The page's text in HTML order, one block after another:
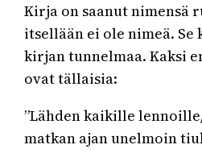
Kirja on saanut nimensä
itsellään ei ole nimeä. Se
kirjan tunnelmaa. Kaksi
ovat tällaisia:
”Lähden kaikille
matkan ajan unelmoin